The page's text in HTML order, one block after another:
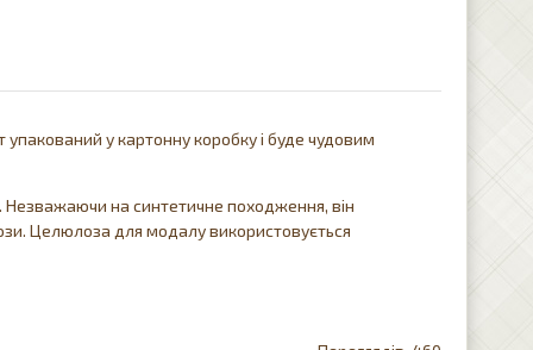
у картонну коробку і буде чудовим
Незважаючи на синтетичне походження, він
Целюлоза для модалу використовується